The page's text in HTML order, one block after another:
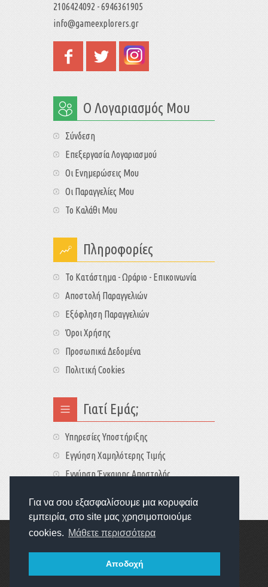
Για να σου εξασφαλίσουμε μια κορυφαία
εμπειρία, στο site μας χρησιμοποιούμε
cookies. Μάθετε περισσότερα
Αποδοχή
2106424092 - 6946361905
info@gameexplorers.gr
Ο Λογαριασμός Μου
Σύνδεση
Επεξεργασία Λογαριασμού
Οι Ενημερώσεις Μου
Οι Παραγγελίες Μου
Το Καλάθι Μου
Πληροφορίες
Το Κατάστημα - Ωράριο - Επικοινωνία
Αποστολή Παραγγελιών
Εξόφληση Παραγγελιών
Όροι Χρήσης
Προσωπικά Δεδομένα
Πολιτική Cookies
Γιατί Εμάς;
Υπηρεσίες Υποστήριξης
Εγγύηση Χαμηλότερης Τιμής
Εγγύηση Έγκαιρης Αποστολής
Copyright © 2022GameExplorers
Οι τιμές περιλαμβάνουν ΦΠΑ 24%